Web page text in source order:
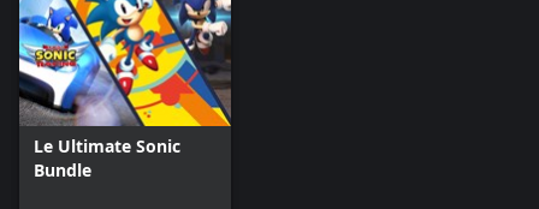
Le Ultimate Sonic
Bundle